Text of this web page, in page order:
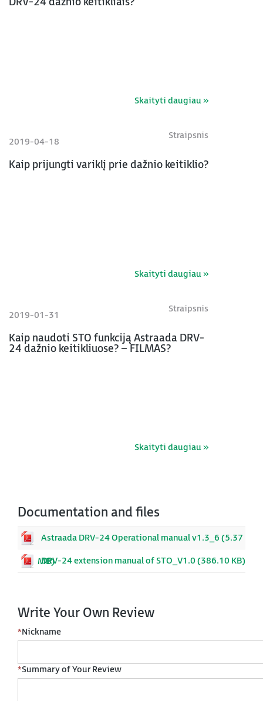
Skaityti daugiau »
Straipsnis
2019-04-18
Kaip prijungti variklį prie dažnio keitiklio?
Skaityti daugiau »
Straipsnis
2019-01-31
Kaip naudoti STO funkciją Astraada DRV-
24 dažnio keitikliuose? – FILMAS?
Skaityti daugiau »
Documentation and files
Astraada DRV-24 Operational manual v1.3_6 (5.37
MB)
DRV-24 extension manual of STO_V1.0 (386.10 KB)
Write Your Own Review
*Nickname
*Summary of Your Review